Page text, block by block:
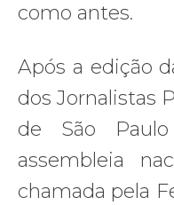
como antes.
Após a edição
dos Jornalistas
de São
assembleia
chamada pela